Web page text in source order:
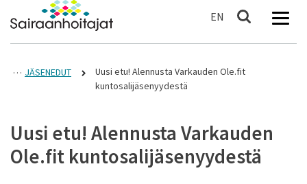
Etusivulle
EN In English
Haku
JÄSENEDUT
Uusi etu! Alennusta Varkauden Ole.fit
kuntosalijäsenyydestä
Uusi etu! Alennusta Varkauden
Ole.fit kuntosalijäsenyydestä